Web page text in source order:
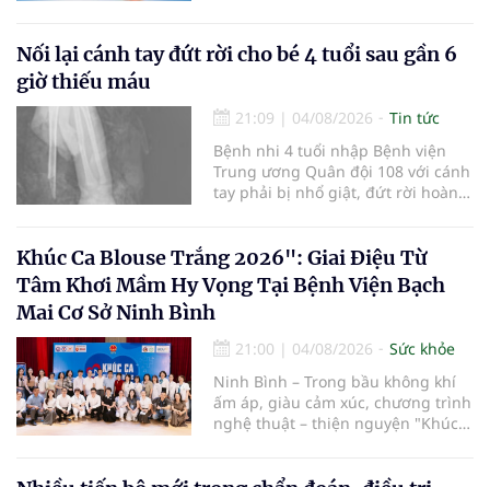
cường truyền thông, hoàn thiện
quy trình chuyên môn và hệ thống
hiến và ghép mô tạng.
Nối lại cánh tay đứt rời cho bé 4 tuổi sau gần 6
giờ thiếu máu
21:09 | 04/08/2026
Tin tức
Bệnh nhi 4 tuổi nhập Bệnh viện
Trung ương Quân đội 108 với cánh
tay phải bị nhổ giật, đứt rời hoàn
thương nặng và thời gian thiếu
máu kéo dài, các bác sĩ đã tái lập
tuần hoàn thành công sau ca vi
phẫu kéo dài 3 giờ.
Khúc Ca Blouse Trắng 2026": Giai Điệu Từ
Tâm Khơi Mầm Hy Vọng Tại Bệnh Viện Bạch
Mai Cơ Sở Ninh Bình
21:00 | 04/08/2026
Sức khỏe
Ninh Bình – Trong bầu không khí
ấm áp, giàu cảm xúc, chương trình
nghệ thuật – thiện nguyện "Khúc